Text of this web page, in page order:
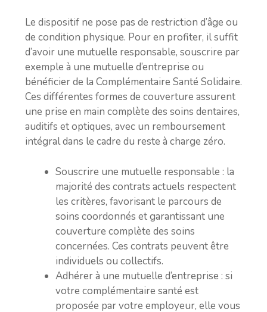
Le dispositif ne pose pas de restriction d’âge ou
de condition physique. Pour en profiter, il suffit
d’avoir une mutuelle responsable, souscrire par
exemple à une mutuelle d’entreprise ou
bénéficier de la Complémentaire Santé Solidaire.
Ces différentes formes de couverture assurent
une prise en main complète des soins dentaires,
auditifs et optiques, avec un remboursement
intégral dans le cadre du reste à charge zéro.
Souscrire une mutuelle responsable : la
majorité des contrats actuels respectent
les critères, favorisant le parcours de
soins coordonnés et garantissant une
couverture complète des soins
concernées. Ces contrats peuvent être
individuels ou collectifs.
Adhérer à une mutuelle d’entreprise : si
votre complémentaire santé est
proposée par votre employeur, elle vous